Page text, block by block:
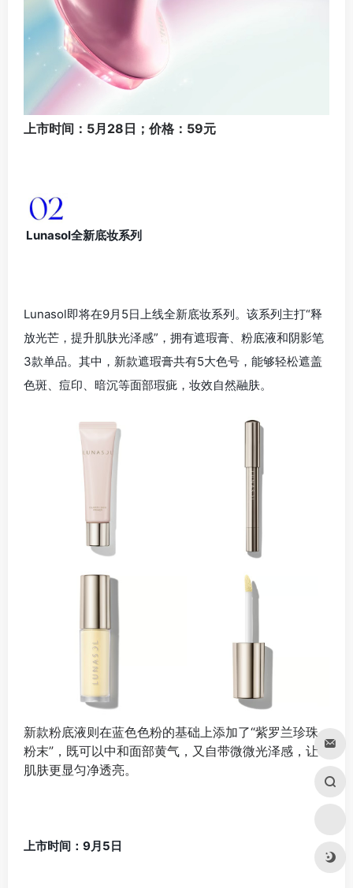
上市时间：5月28日；价格：59元
Lunasol全新底妆系列
Lunasol即将在9月5日上线全新底妆系列。该系列主打“释
放光芒，提升肌肤光泽感”，拥有遮瑕膏、粉底液和阴影笔
3款单品。其中，新款遮瑕膏共有5大色号，能够轻松遮盖
色斑、痘印、暗沉等面部瑕疵，妆效自然融肤。
新款粉底液则在蓝色色粉的基础上添加了“紫罗兰珍珠
粉末”，既可以中和面部黄气，又自带微微光泽感，让
肌肤更显匀净透亮。
上市时间：9月5日